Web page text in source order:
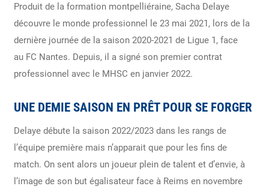
Produit de la formation montpelliéraine, Sacha Delaye
découvre le monde professionnel le 23 mai 2021, lors de la
dernière journée de la saison 2020-2021 de Ligue 1, face
au FC Nantes. Depuis, il a signé son premier contrat
professionnel avec le MHSC en janvier 2022.
UNE DEMIE SAISON EN PRÊT POUR SE FORGER
Delaye débute la saison 2022/2023 dans les rangs de
l’équipe première mais n’apparait que pour les fins de
match. On sent alors un joueur plein de talent et d’envie, à
l’image de son but égalisateur face à Reims en novembre